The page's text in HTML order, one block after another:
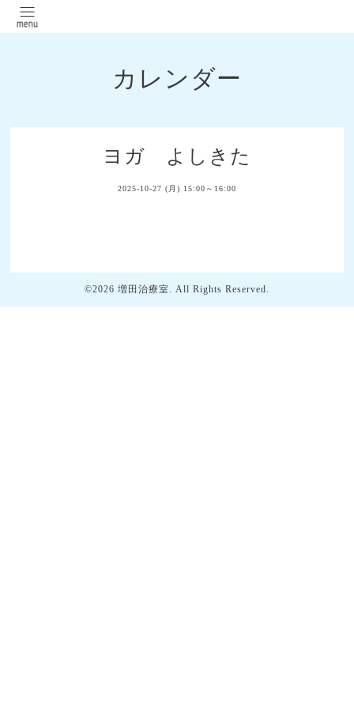
カレンダー
ヨガ よしきた
2025-10-27 (月) 15:00～16:00
©2026 増田治療室. All Rights Reserved.